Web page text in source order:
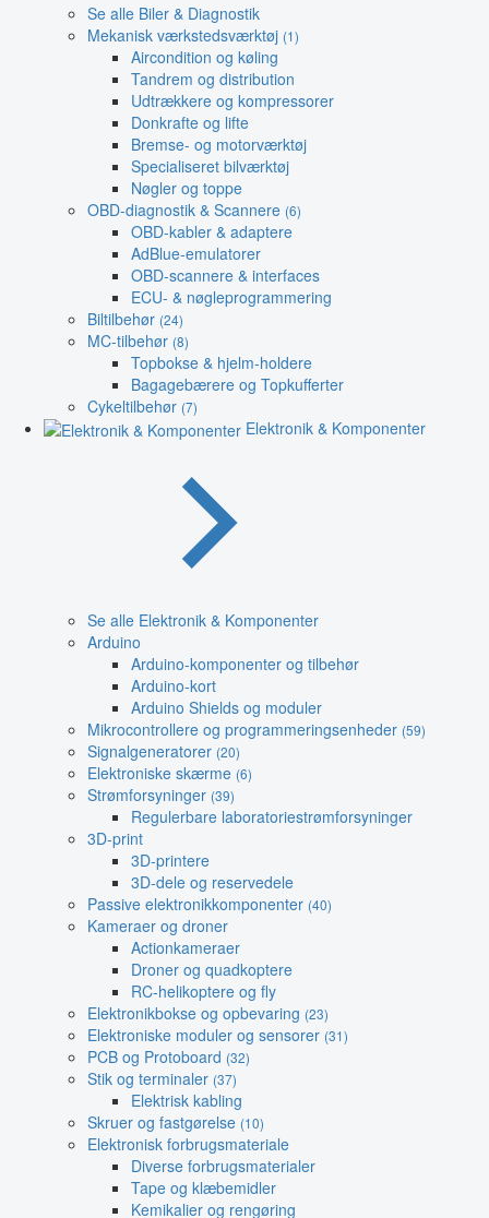
Se alle Biler & Diagnostik
Mekanisk værkstedsværktøj (1)
Aircondition og køling
Tandrem og distribution
Udtrækkere og kompressorer
Donkrafte og lifte
Bremse- og motorværktøj
Specialiseret bilværktøj
Nøgler og toppe
OBD-diagnostik & Scannere (6)
OBD-kabler & adaptere
AdBlue-emulatorer
OBD-scannere & interfaces
ECU- & nøgleprogrammering
Biltilbehør (24)
MC-tilbehør (8)
Topbokse & hjelm-holdere
Bagagebærere og Topkufferter
Cykeltilbehør (7)
Elektronik & Komponenter
Se alle Elektronik & Komponenter
Arduino
Arduino-komponenter og tilbehør
Arduino-kort
Arduino Shields og moduler
Mikrocontrollere og programmeringsenheder (59)
Signalgeneratorer (20)
Elektroniske skærme (6)
Strømforsyninger (39)
Regulerbare laboratoriestrømforsyninger
3D-print
3D-printere
3D-dele og reservedele
Passive elektronikkomponenter (40)
Kameraer og droner
Actionkameraer
Droner og quadkoptere
RC-helikoptere og fly
Elektronikbokse og opbevaring (23)
Elektroniske moduler og sensorer (31)
PCB og Protoboard (32)
Stik og terminaler (37)
Elektrisk kabling
Skruer og fastgørelse (10)
Elektronisk forbrugsmateriale
Diverse forbrugsmaterialer
Tape og klæbemidler
Kemikalier og rengøring